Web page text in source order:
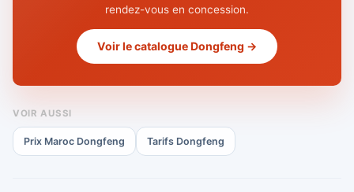
rendez-vous en concession.
Voir le catalogue Dongfeng →
VOIR AUSSI
Prix Maroc Dongfeng Tarifs Dongfeng